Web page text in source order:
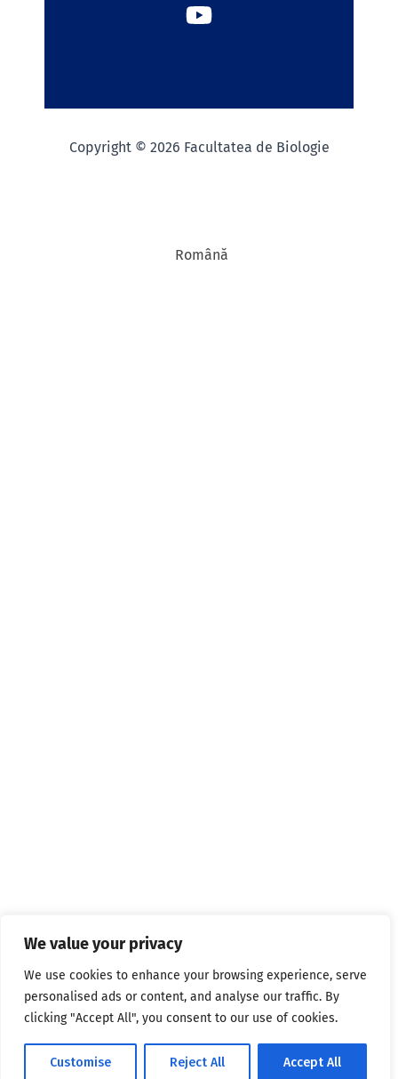
We value your privacy
We use cookies to enhance your browsing experience, serve
personalised ads or content, and analyse our traffic. By
clicking "Accept All", you consent to our use of cookies.
Customise Reject All Accept All
Copyright © 2026 Facultatea de Biologie
Română